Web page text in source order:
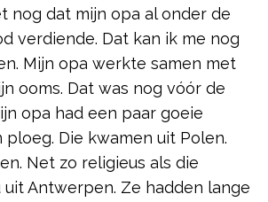
nog dat mijn opa al onder de
verdiende. Dat kan ik me nog
Mijn opa werkte samen met
ooms. Dat was nog vóór de
opa had een paar goeie
ploeg. Die kwamen uit Polen.
Net zo religieus als die
Antwerpen. Ze hadden lange